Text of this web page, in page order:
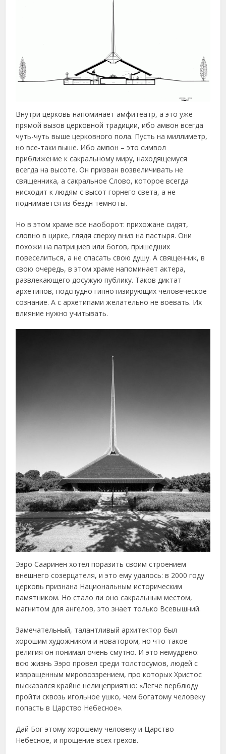
Внутри церковь напоминает амфитеатр, а это уже
прямой вызов церковной традиции, ибо амвон всегда
чуть-чуть выше церковного пола. Пусть на миллиметр,
но все-таки выше. Ибо амвон – это символ
приближение к сакральному миру, находящемуся
всегда на высоте. Он призван возвеличивать не
священника, а сакральное Слово, которое всегда
нисходит к людям с высот горнего света, а не
поднимается из бездн темноты.
Но в этом храме все наоборот: прихожане сидят,
словно в цирке, глядя сверху вниз на пастыря. Они
похожи на патрициев или богов, пришедших
повеселиться, а не спасать свою душу. А священник, в
свою очередь, в этом храме напоминает актера,
развлекающего досужую публику. Таков диктат
архетипов, подспудно гипнотизирующих человеческое
сознание. А с архетипами желательно не воевать. Их
влияние нужно учитывать.
Ээро Сааринен хотел поразить своим строением
внешнего созерцателя, и это ему удалось: в 2000 году
церковь признана Национальным историческим
памятником. Но стало ли оно сакральным местом,
магнитом для ангелов, это знает только Всевышний.
Замечательный, талантливый архитектор был
хорошим художником и новатором, но что такое
религия он понимал очень смутно. И это немудрено:
всю жизнь Ээро провел среди толстосумов, людей с
извращенным мировоззрением, про которых Христос
высказался крайне нелицеприятно: «Легче верблюду
пройти сквозь игольное ушко, чем богатому человеку
попасть в Царство Небесное».
Дай Бог этому хорошему человеку и Царство
Небесное, и прощение всех грехов.